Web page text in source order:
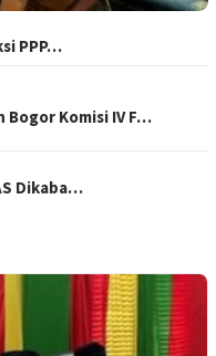
PPP…
Bogor Komisi IV F…
Dikaba…